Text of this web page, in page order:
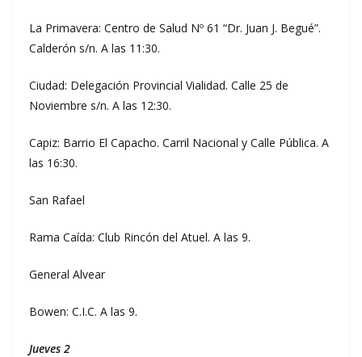
La Primavera: Centro de Salud Nº 61 “Dr. Juan J. Begué”.
Calderón s/n. A las 11:30.
Ciudad: Delegación Provincial Vialidad. Calle 25 de
Noviembre s/n. A las 12:30.
Capiz: Barrio El Capacho. Carril Nacional y Calle Pública. A
las 16:30.
San Rafael
Rama Caída: Club Rincón del Atuel. A las 9.
General Alvear
Bowen: C.I.C. A las 9.
Jueves 2